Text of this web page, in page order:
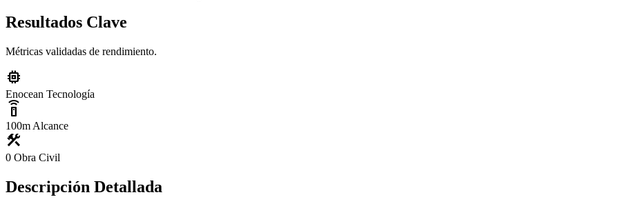
Resultados Clave
Métricas validadas de rendimiento.
memory
Enocean Tecnología
settings_remote
100m Alcance
construction
0 Obra Civil
Descripción Detallada